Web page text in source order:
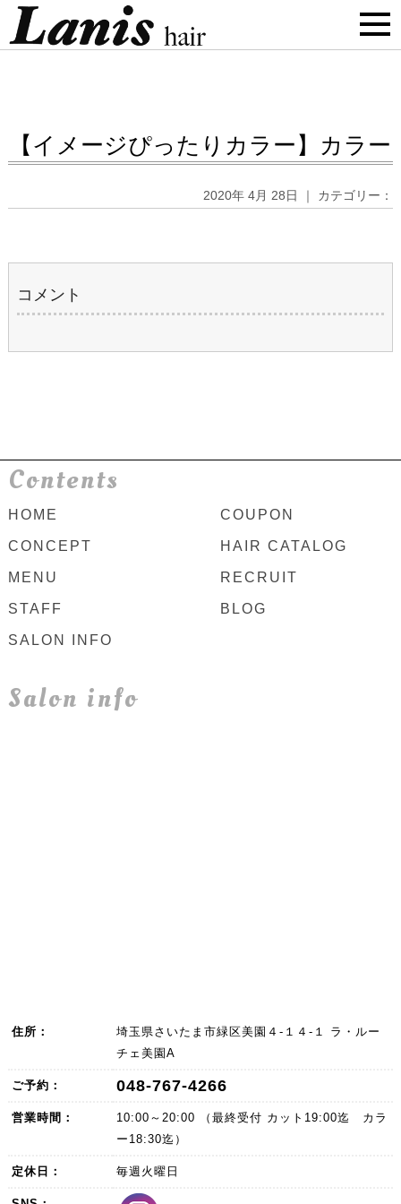
【イメージぴったりカラー】カラー
2020年 4月 28日 ｜ カテゴリー：
コメント
Contents
HOME
CONCEPT
MENU
STAFF
SALON INFO
COUPON
HAIR CATALOG
RECRUIT
BLOG
Salon info
住所：
埼玉県さいたま市緑区美園４-１４-１ ラ・ルー
チェ美園A
ご予約： 048-767-4266
営業時間：
10:00～20:00 （最終受付 カット19:00迄 カラ
ー18:30迄）
定休日： 毎週火曜日